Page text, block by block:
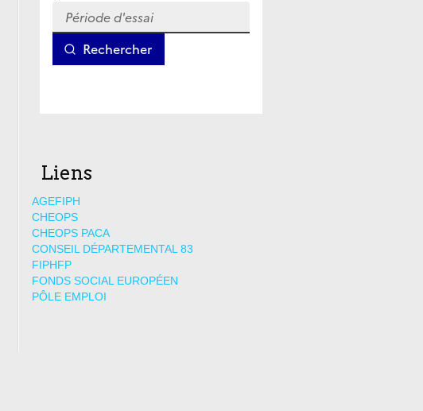
Liens
AGEFIPH
CHEOPS
CHEOPS PACA
CONSEIL DÉPARTEMENTAL 83
FIPHFP
FONDS SOCIAL EUROPÉEN
PÔLE EMPLOI